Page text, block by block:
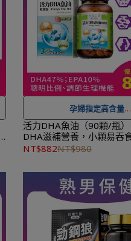
送達。
孕婦指定高含量
★ 可宅配到府&超商取貨，
1,500
免運費，另有離島7-11
★ 登入會員訂購，管理訂單
累積紅利點數，一點抵
到貨時間參考：訂購完成
作天出貨，出貨後物流預計1-
送達。
活力DHA魚油（90顆/瓶
DHA滋補營養，小顆易吞
定】
NT$882NT$980